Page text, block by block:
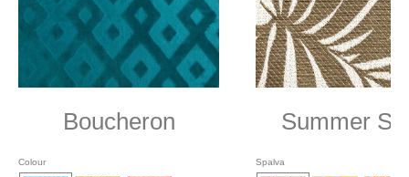
Boucheron
Colour
Summer
Spalva